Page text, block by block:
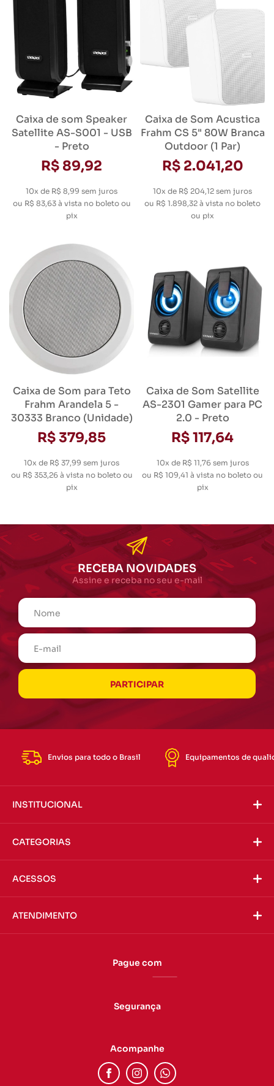
Caixa de som Speaker
Satellite AS-S001 - USB
- Preto
R$ 89,92
10x de R$ 8,99 sem juros
ou R$ 83,63à vista no boleto ou
pix
Caixa de Som Acustica
Frahm CS 5" 80W Branca
Outdoor (1 Par)
R$ 2.041,20
10x de R$ 204,12 sem juros
ou R$ 1.898,32 à vista no boleto
ou pix
Caixa de Som para Teto
Frahm Arandela 5 -
30333 Branco (Unidade)
R$ 379,85
10x de R$ 37,99 sem juros
ou R$ 353,26à vista no boleto ou
pix
Caixa de Som Satellite
AS-2301 Gamer para PC
2.0 - Preto
R$ 117,64
10x de R$ 11,76 sem juros
ou R$ 109,41 à vista no boleto ou
pix
RECEBA NOVIDADES
Assine e receba no seu e-mail
Envios para todo o Brasil Equipamentos de
INSTITUCIONAL
CATEGORIAS
ACESSOS
ATENDIMENTO
Pague com
Segurança
Acompanhe